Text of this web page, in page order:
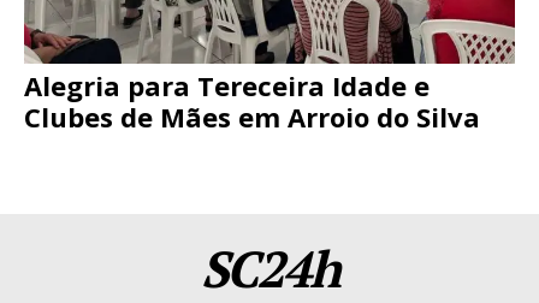
Alegria para Tereceira Idade e
Clubes de Mães em Arroio do Silva
SC24h